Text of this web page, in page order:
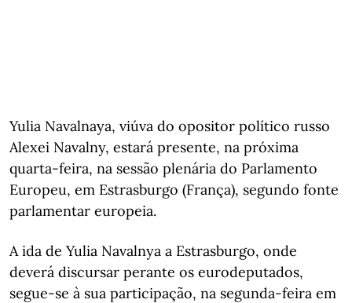
Yulia Navalnaya, viúva do opositor político russo
Alexei Navalny, estará presente, na próxima
quarta-feira, na sessão plenária do Parlamento
Europeu, em Estrasburgo (França), segundo fonte
parlamentar europeia.
A ida de Yulia Navalnya a Estrasburgo, onde
deverá discursar perante os eurodeputados,
segue-se à sua participação, na segunda-feira em